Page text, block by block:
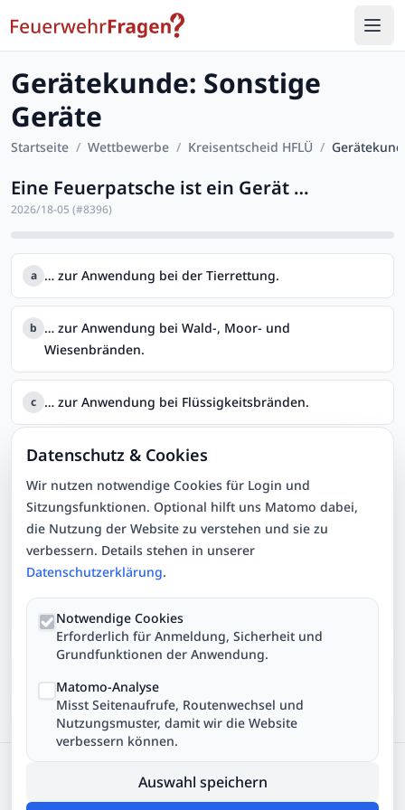
Gerätekunde: Sonstige
Geräte
Startseite / Wettbewerbe / Kreisentscheid HFLÜ /
Eine Feuerpatsche ist ein Gerät …
2026/18-05 (#8396)
a … zur Anwendung bei der Tierrettung.
b … zur Anwendung bei Wald-, Moor- und
Wiesenbränden.
c … zur Anwendung bei Flüssigkeitsbränden.
Auflösen
☆ Markieren
Fragen- und Antwortenkatalog zur Hessischen
Feuerwehrleistungsübung, Stand: Januar 2026, Hessische
Landesfeuerwehrschule
Link zu dieser Frage:
Kapitel-Navigation
Datenschutz · Cookie-Einstellungen
Datenschutz & Cookies
Wir nutzen notwendige Cookies für Login und
Sitzungsfunktionen. Optional hilft uns Matomo dabei,
die Nutzung der Website zu verstehen und sie zu
verbessern. Details stehen in unserer
Datenschutzerklärung.
Notwendige Cookies
Erforderlich für Anmeldung, Sicherheit und
Grundfunktionen der Anwendung.
Matomo-Analyse
Misst Seitenaufrufe, Routenwechsel und
Nutzungsmuster, damit wir die Website
verbessern können.
Auswahl speichern